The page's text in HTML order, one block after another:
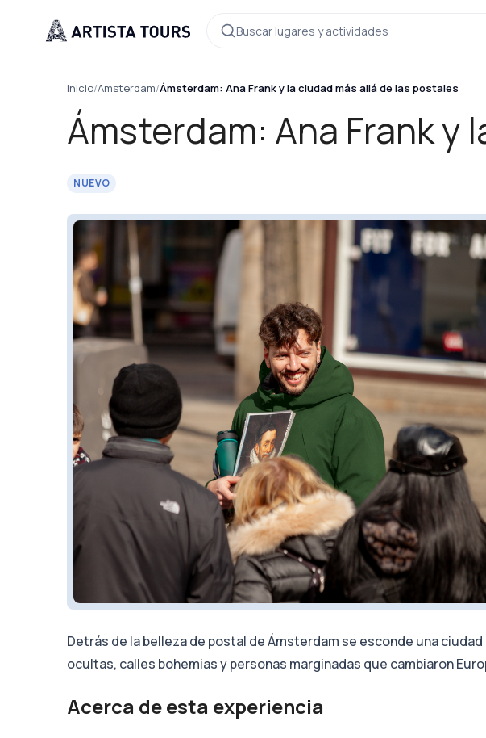
Buscar lugares y actividades
Inicio/Amsterdam/Ámsterdam: Ana Frank y la ciudad más allá de las postales
Ámsterdam: Ana Frank y
NUEVO
Detrás de la belleza de postal de Ámsterdam se esconde una
ocultas, calles bohemias y personas marginadas que cambiaron
Acerca de esta experiencia